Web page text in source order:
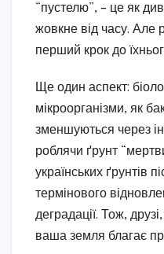
“пустелю”, – це як
жовкне від часу. Але
перший крок до
Ще один аспект:
мікроорганізми, як
зменшуються через
роблячи ґрунт
українських ґрунтів
термінового
деградації. Тож,
ваша земля благає